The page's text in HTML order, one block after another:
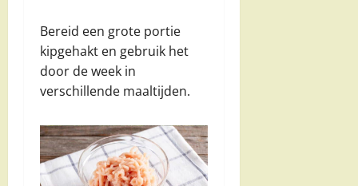
Bereid een grote portie
kipgehakt en gebruik het
door de week in
verschillende maaltijden.